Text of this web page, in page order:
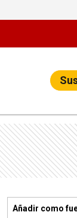
Añadir como